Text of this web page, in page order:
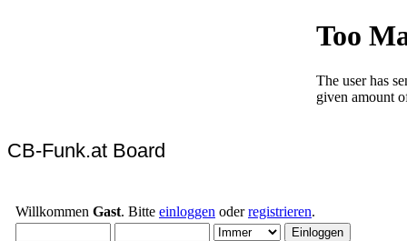
CB-Funk.at Board
Willkommen Gast. Bitte einloggen oderregistrieren.